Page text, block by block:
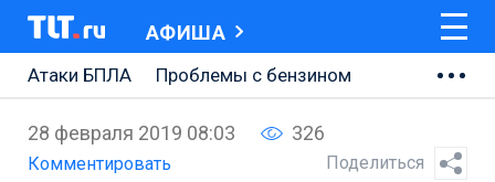
АФИША
Атаки БПЛА
Проблемы с бензином
АВТОВАЗ
Ремонт Центральной площади
28 февраля 2019 08:03 326
Комментировать Поделиться